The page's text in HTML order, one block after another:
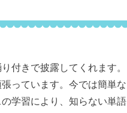
付きで披露してくれます。
っています。今では簡単な
学習により、知らない単語